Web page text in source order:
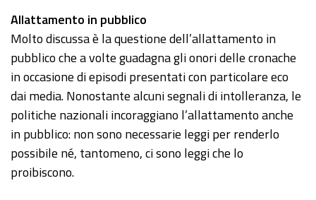
Allattamento in pubblico
Molto discussa è la questione dell’allattamento in
pubblico che a volte guadagna gli onori delle cronache
in occasione di episodi presentati con particolare eco
dai media. Nonostante alcuni segnali di intolleranza, le
politiche nazionali incoraggiano l’allattamento anche
in pubblico: non sono necessarie leggi per renderlo
possibile né, tantomeno, ci sono leggi che lo
proibiscono.